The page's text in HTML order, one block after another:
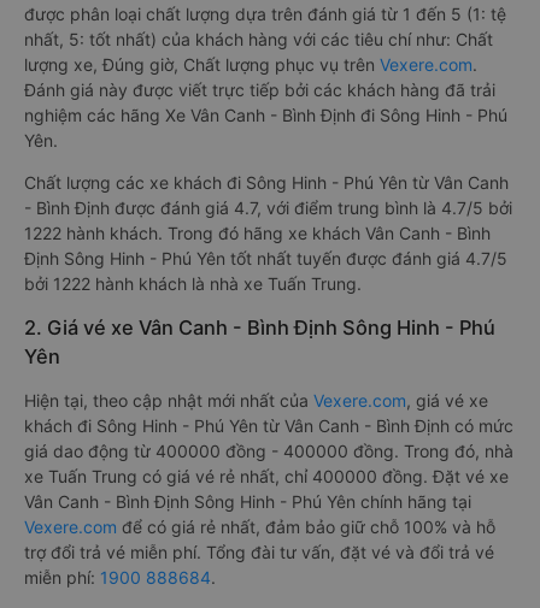
được phân loại chất lượng dựa trên đánh giá từ 1 đến 5 (1: tệ
nhất, 5: tốt nhất) của khách hàng với các tiêu chí như: Chất
lượng xe, Đúng giờ, Chất lượng phục vụ trên Vexere.com.
Đánh giá này được viết trực tiếp bởi các khách hàng đã trải
nghiệm các hãng Xe Vân Canh - Bình Định đi Sông Hinh - Phú
Yên.
Chất lượng các xe khách đi Sông Hinh - Phú Yên từ Vân Canh
- Bình Định được đánh giá 4.7, với điểm trung bình là 4.7/5 bởi
1222 hành khách. Trong đó hãng xe khách Vân Canh - Bình
Định Sông Hinh - Phú Yên tốt nhất tuyến được đánh giá 4.7/5
bởi 1222 hành khách là nhà xe Tuấn Trung.
2. Giá vé xe Vân Canh - Bình Định Sông Hinh - Phú
Yên
Hiện tại, theo cập nhật mới nhất của Vexere.com, giá vé xe
khách đi Sông Hinh - Phú Yên từ Vân Canh - Bình Định có mức
giá dao động từ 400000 đồng - 400000 đồng. Trong đó, nhà
xe Tuấn Trung có giá vé rẻ nhất, chỉ 400000 đồng. Đặt vé xe
Vân Canh - Bình Định Sông Hinh - Phú Yên chính hãng tại
Vexere.com để có giá rẻ nhất, đảm bảo giữ chỗ 100% và hỗ
trợ đổi trả vé miễn phí. Tổng đài tư vấn, đặt vé và đổi trả vé
miễn phí: 1900 888684.